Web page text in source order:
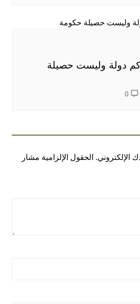
دولة وليست حصيلة
0
الإلكتروني. الحقول الإلزامية مشار